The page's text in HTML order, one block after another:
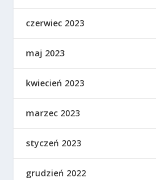
czerwiec 2023
maj 2023
kwiecień 2023
marzec 2023
styczeń 2023
grudzień 2022